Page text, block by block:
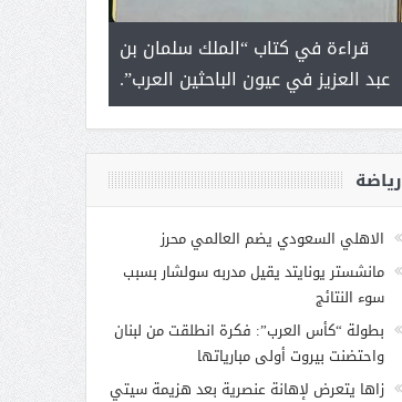
قراءة في كتاب “الملك سلمان بن
عبد العزيز في عيون الباحثين العرب”.
رياضة
الاهلي السعودي يضم العالمي محرز
مانشستر يونايتد يقيل مدربه سولشار بسبب
سوء النتائج
بطولة “كأس العرب”: فكرة انطلقت من لبنان
واحتضنت بيروت أولى مبارياتها
زاها يتعرض لإهانة عنصرية بعد هزيمة سيتي